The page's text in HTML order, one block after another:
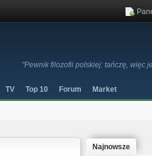
"Pewnik filozofii polskiej: tańczę, więc
TV Top 10 Forum Market
Najnowsze